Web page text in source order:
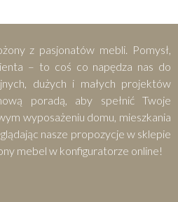
z pasjonatów mebli. Pomysł,
– to coś co napędza nas do
dużych i małych projektów
poradą, aby spełnić Twoje
wyposażeniu domu, mieszkania
nasze propozycje w sklepie
mebel w konfiguratorze online!